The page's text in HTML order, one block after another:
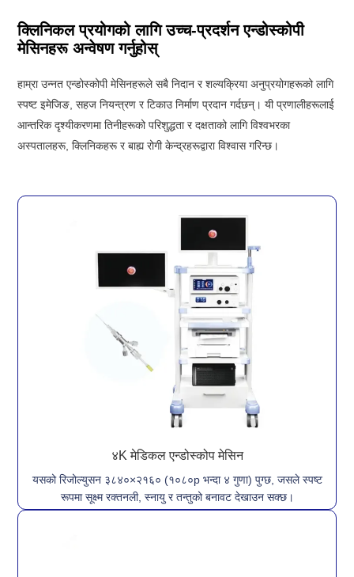
क्लिनिकल प्रयोगको लागि उच्च-प्रदर्शन एन्डोस्कोपी
मेसिनहरू अन्वेषण गर्नुहोस्
हाम्रा उन्नत एन्डोस्कोपी मेसिनहरूले सबै निदान र शल्यक्रिया अनुप्रयोगहरूको लागि
स्पष्ट इमेजिङ, सहज नियन्त्रण र टिकाउ निर्माण प्रदान गर्दछन्। यी प्रणालीहरूलाई
आन्तरिक दृश्यीकरणमा तिनीहरूको परिशुद्धता र दक्षताको लागि विश्वभरका
अस्पतालहरू, क्लिनिकहरू र बाह्य रोगी केन्द्रहरूद्वारा विश्वास गरिन्छ।
४K मेडिकल एन्डोस्कोप मेसिन
यसको रिजोल्युसन ३८४०×२१६० (१०८०p भन्दा ४ गुणा) पुग्छ, जसले स्पष्ट
रूपमा सूक्ष्म रक्तनली, स्नायु र तन्तुको बनावट देखाउन सक्छ।